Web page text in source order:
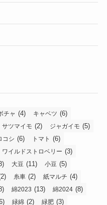
チャ (4) キャベツ (6)
サツマイモ (2) ジャガイモ (5)
コシ (6) トマト (6)
ワイルドストロベリー (3)
大豆 (11) 小豆 (5)
糸車 (2) 紙マルチ (4)
綿2023 (13) 綿2024 (8)
緑綿 (2) 緑肥 (3)